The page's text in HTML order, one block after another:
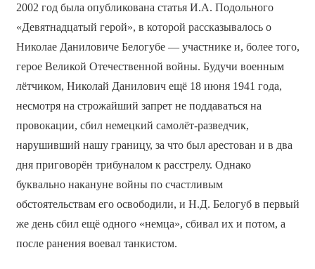
2002 год была опубликована статья И.А. Подольного
«Девятнадцатый герой», в которой рассказывалось о
Николае Даниловиче Белогубе — участнике и, более того,
герое Великой Отечественной войны. Будучи военным
лётчиком, Николай Данилович ещё 18 июня 1941 года,
несмотря на строжайший запрет не поддаваться на
провокации, сбил немецкий самолёт-разведчик,
нарушивший нашу границу, за что был арестован и в два
дня приговорён трибуналом к расстрелу. Однако
буквально накануне войны по счастливым
обстоятельствам его освободили, и Н.Д. Белогуб в первый
же день сбил ещё одного «немца», сбивал их и потом, а
после ранения воевал танкистом.